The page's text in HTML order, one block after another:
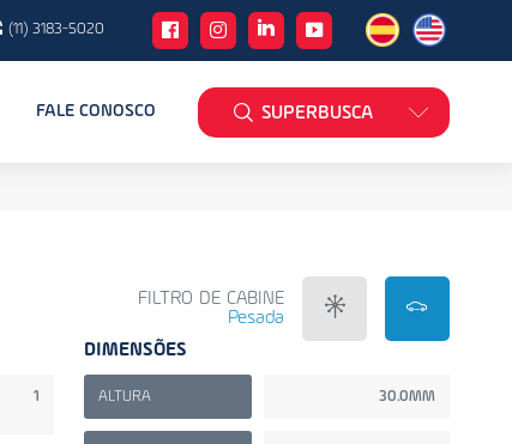
(11) 3183-5020
FALE CONOSCO SUPERBUSCA
FILTRO DE CABINE
Pesada
1
DIMENSÕES
ALTURA 30.0MM